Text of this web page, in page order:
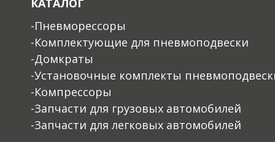
КАТАЛОГ
-Пневморессоры
-Комплектующие для пневмоподвески
-Домкраты
-Установочные комплекты
-Компрессоры
-Запчасти для грузовых автомобилей
-Запчасти для легковых автомобилей